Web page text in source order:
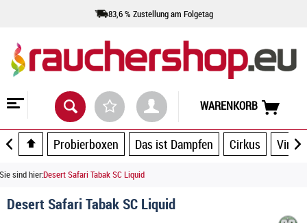
83,6 % Zustellung am Folgetag
WARENKORB
Probierboxen Das ist Dampfen Cirkus
Sie sind hier:Desert Safari Tabak SC Liquid
Desert Safari Tabak SC Liquid